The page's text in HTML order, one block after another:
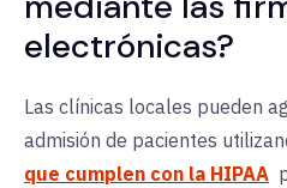
electrónicas?
Las clínicas locales pueden
admisión de pacientes
que cumplen con la HIPAA